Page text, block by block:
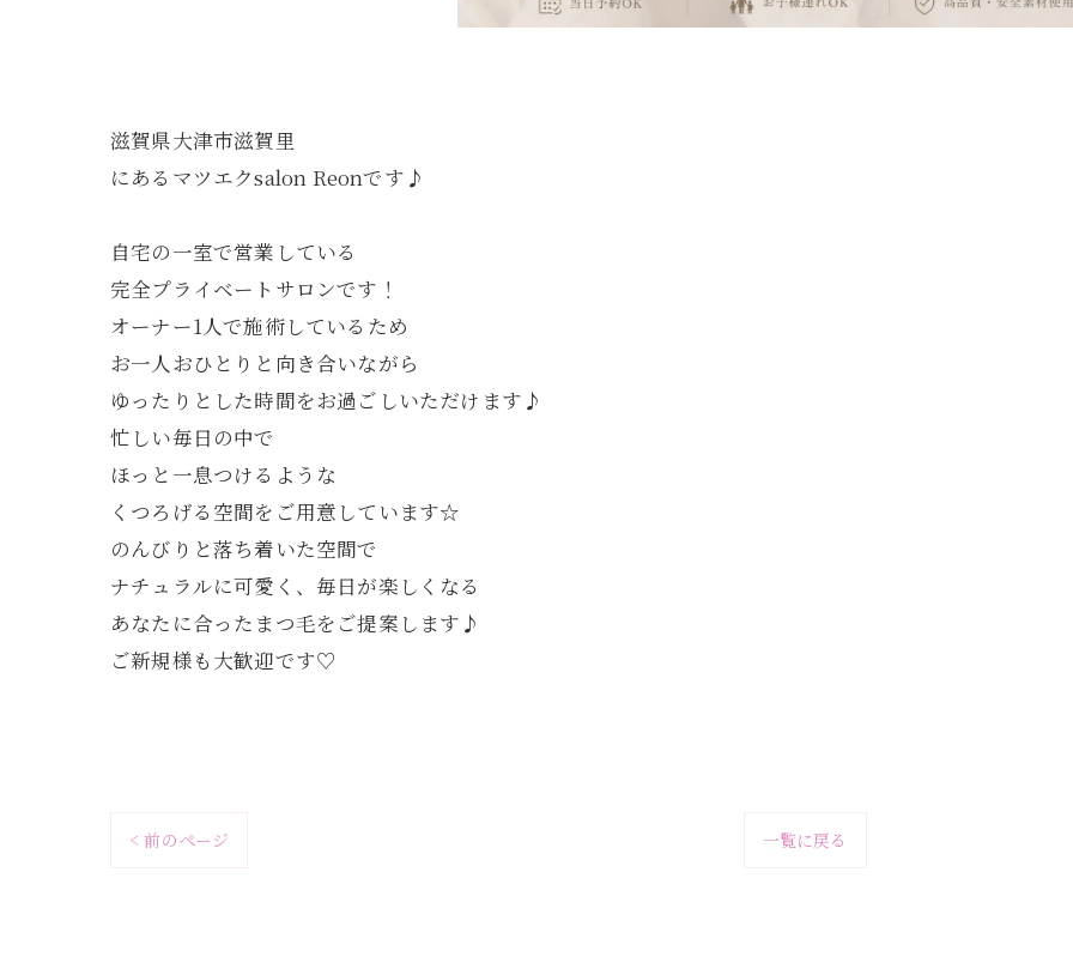
滋賀県大津市滋賀里
にあるマツエクsalon Reonです♪
自宅の一室で営業している
完全プライベートサロンです！
オーナー1人で施術しているため
お一人おひとりと向き合いながら
ゆったりとした時間をお過ごしいただけます♪
忙しい毎日の中で
ほっと一息つけるような
くつろげる空間をご用意しています☆
のんびりと落ち着いた空間で
ナチュラルに可愛く、毎日が楽しくなる
あなたに合ったまつ毛をご提案します♪
ご新規様も大歓迎です♡
< 前のページ 一覧に戻る